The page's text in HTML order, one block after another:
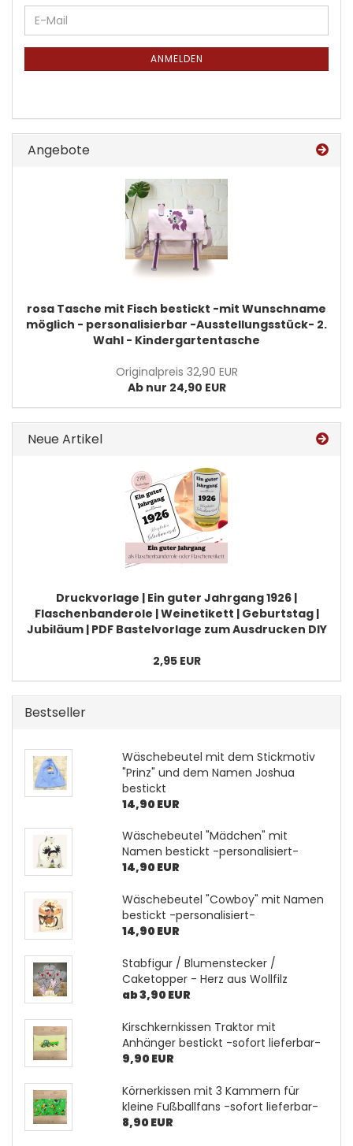
WEITER
ZUR
NEWSLETTER-
E-
Mail
ANMELDEN
Angebote
rosa Tasche mit Fisch bestickt -mit Wunschname
möglich - personalisierbar -Ausstellungsstück- 2.
Wahl - Kindergartentasche
Originalpreis 32,90 EUR
Ab nur 24,90 EUR
Neue Artikel
Druckvorlage | Ein guter Jahrgang 1926 |
Flaschenbanderole | Weinetikett | Geburtstag |
Jubiläum | PDF Bastelvorlage zum Ausdrucken DIY
2,95 EUR
Bestseller
Wäschebeutel mit dem Stickmotiv
"Prinz" und dem Namen Joshua
bestickt
14,90 EUR
Wäschebeutel "Mädchen" mit
Namen bestickt -personalisiert-
14,90 EUR
Wäschebeutel "Cowboy" mit Namen
bestickt -personalisiert-
14,90 EUR
Stabfigur / Blumenstecker /
Caketopper - Herz aus Wollfilz
ab 3,90 EUR
Kirschkernkissen Traktor mit
Anhänger bestickt -sofort lieferbar-
9,90 EUR
Körnerkissen mit 3 Kammern für
kleine Fußballfans -sofort lieferbar-
8,90 EUR